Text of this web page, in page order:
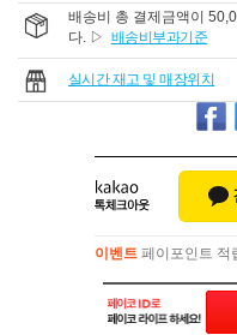
배송비 총 결제금액이
다. ▷ 배송비부과기준
실시간 재고 및 매장위치
이벤트 페이포인트 적
이벤트페이포인트 적